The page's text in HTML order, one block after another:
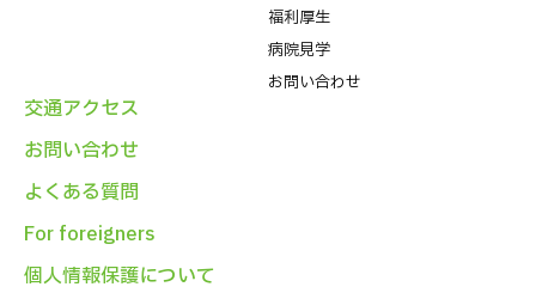
福利厚生
病院⾒学
お問い合わせ
交通アクセス
お問い合わせ
よくある質問
For foreigners
個人情報保護について